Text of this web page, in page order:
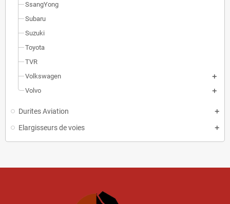
SsangYong
Subaru
Suzuki
Toyota
TVR
Volkswagen
Volvo
Durites Aviation
Elargisseurs de voies